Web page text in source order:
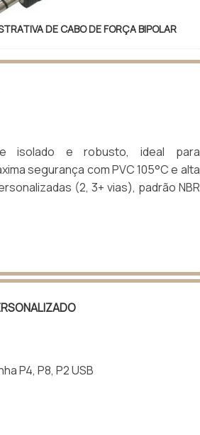
DE CABO DE FORÇA BIPOLAR
isolado e robusto, ideal para
segurança com PVC 105°C e alta
(2, 3+ vias), padrão NBR
P4, P8, P2 USB